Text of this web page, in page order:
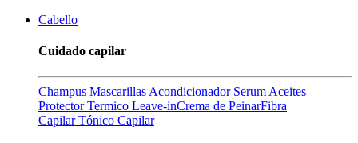
Cabello
Cuidado capilar
Champus Mascarillas Acondicionador Serum Aceites
Protector Termico Leave-inCrema de PeinarFibra
CapilarTónico Capilar